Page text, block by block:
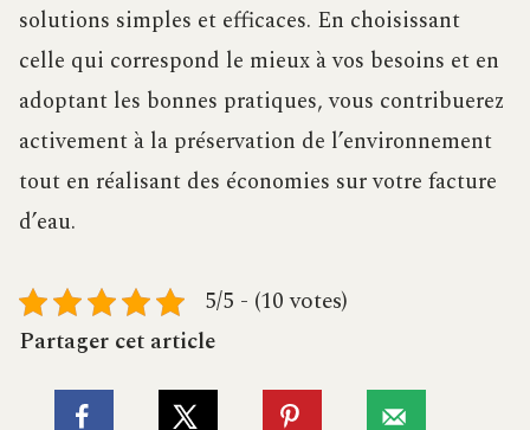
solutions simples et efficaces. En choisissant
celle qui correspond le mieux à vos besoins et en
adoptant les bonnes pratiques, vous contribuerez
activement à la préservation de l’environnement
tout en réalisant des économies sur votre facture
d’eau.
5/5 - (10 votes)
Partager cet article